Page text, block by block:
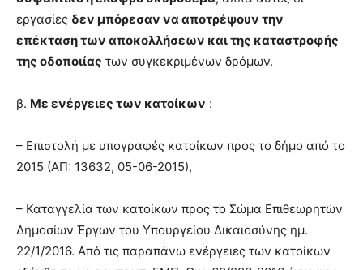
εργασίες δεν μπόρεσαν να αποτρέψουν την
επέκταση των αποκολλήσεων και της καταστροφής
της οδοποιίας των συγκεκριμένων δρόμων.
β. Με ενέργειες των κατοίκων :
– Επιστολή με υπογραφές κατοίκων προς το δήμο από το
2015 (ΑΠ: 13632, 05-06-2015),
– Καταγγελία των κατοίκων προς το Σώμα Επιθεωρητών
Δημοσίων Έργων του Υπουργείου Δικαιοσύνης ημ.
22/1/2016. Από τις παραπάνω ενέργειες των κατοίκων